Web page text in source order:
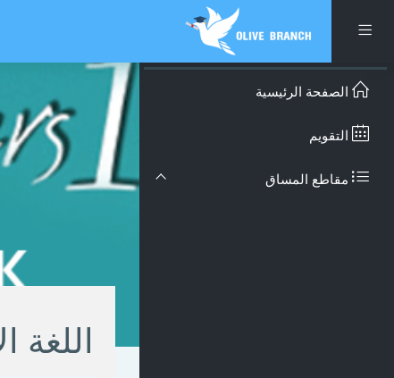
واجهة جانبية
اللغة
الصفحة الرئيسية
التقويم
مقاطع المساق